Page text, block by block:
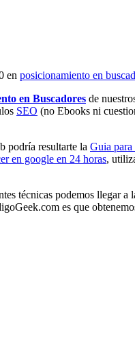
en posicionamiento en
en Buscadores de
SEO (no Ebooks ni
podría resultarte la Guia
en google en 24 horas,
técnicas podemos llegar
es que